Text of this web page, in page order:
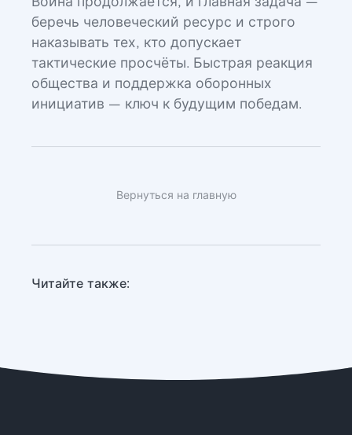
беречь человеческий ресурс и строго
наказывать тех, кто допускает
тактические просчёты. Быстрая реакция
общества и поддержка оборонных
инициатив — ключ к будущим победам.
Вернуться на главную
Читайте также: